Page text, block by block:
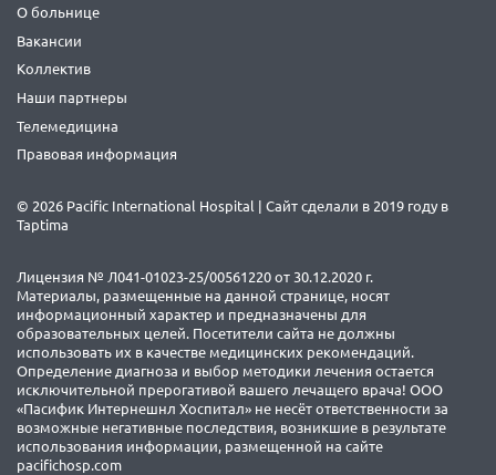
О больнице
Вакансии
Коллектив
Наши партнеры
Телемедицина
Правовая информация
© 2026 Pacific International Hospital | Сайт сделали в 2019 году в
Taptima
Лицензия № Л041-01023-25/00561220 от 30.12.2020 г.
Материалы, размещенные на данной странице, носят
информационный характер и предназначены для
образовательных целей. Посетители сайта не должны
использовать их в качестве медицинских рекомендаций.
Определение диагноза и выбор методики лечения остается
исключительной прерогативой вашего лечащего врача! ООО
«Пасифик Интернешнл Хоспитал» не несёт ответственности за
возможные негативные последствия, возникшие в результате
использования информации, размещенной на сайте
pacifichosp.com